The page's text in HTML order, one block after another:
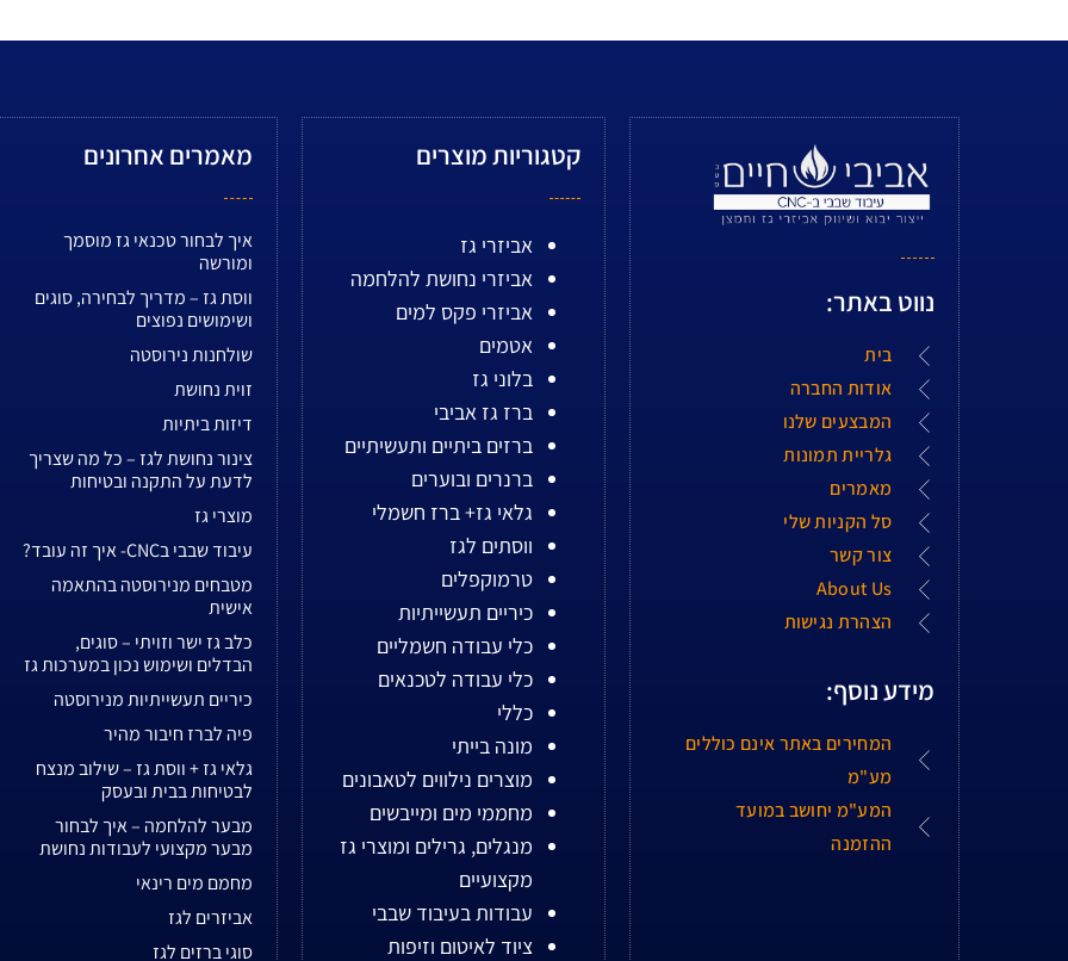
נווט באתר:
בית
אודות החברה
המבצעים שלנו
גלריית תמונות
מאמרים
סל הקניות שלי
צור קשר
About Us
הצהרת נגישות
מידע נוסף:
המחירים באתר אינם כוללים
מע"מ
המע"מ יחושב במועד
ההזמנה
קטגוריות מוצרים
אביזרי גז
אביזרי נחושת להלחמה
אביזרי פקס למים
אטמים
בלוני גז
ברז גז אביבי
ברזים ביתיים ותעשיתיים
ברנרים ובוערים
גלאי גז+ ברז חשמלי
ווסתים לגז
טרמוקפלים
כיריים תעשייתיות
כלי עבודה חשמליים
כלי עבודה לטכנאים
כללי
מונה בייתי
מוצרים נילווים לטאבונים
מחממי מים ומייבשים
מנגלים, גרילים ומוצרי גז
מקצועיים
עבודות בעיבוד שבבי
ציוד לאיטום וזיפות
מאמרים אחרונים
איך לבחור טכנאי גז מוסמך
ומורשה
ווסת גז – מדריך לבחירה, סוגים
ושימושים נפוצים
שולחנות נירוסטה
זוית נחושת
דיזות ביתיות
צינור נחושת לגז – כל מה שצריך
לדעת על התקנה ובטיחות
מוצרי גז
עיבוד שבבי בCNC- איך זה עובד?
מטבחים מנירוסטה בהתאמה
אישית
כלב גז ישר וזויתי – סוגים,
הבדלים ושימוש נכון במערכות גז
כיריים תעשייתיות מנירוסטה
פיה לברז חיבור מהיר
גלאי גז + ווסת גז – שילוב מנצח
לבטיחות בבית ובעסק
מבער להלחמה – איך לבחור
מבער מקצועי לעבודות נחושת
מחמם מים רינאי
אביזרים לגז
סוגי ברזים לגז